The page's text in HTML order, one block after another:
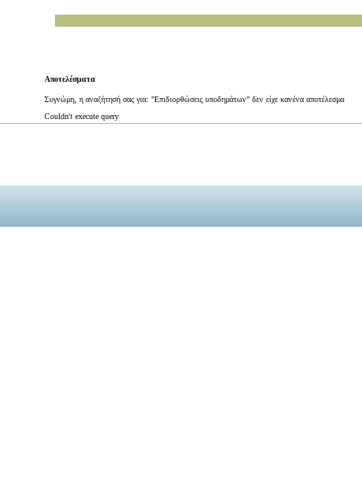
Αποτελέσματα
Συγνώμη, η αναζήτησή σας για: "Επιδιορθώσεις υποδημάτων" δεν είχε κανένα αποτέλεσμα
Couldn't execute query